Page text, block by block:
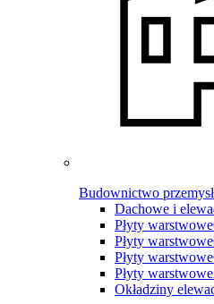
Budownictwo
Dachowe i
Płyty warstwowe
Płyty warstwowe
Płyty warstwowe
Płyty warstwowe
Okładziny